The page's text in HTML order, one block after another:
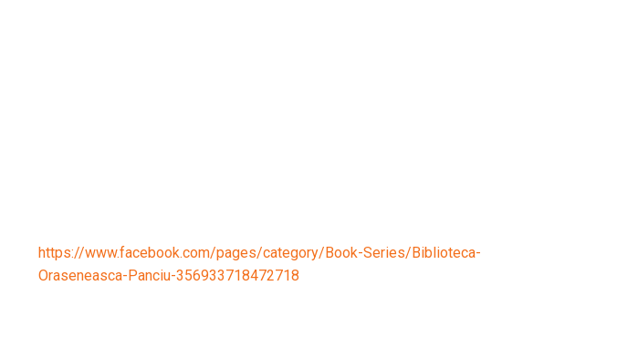
https://www.facebook.com/pages/category/Book-Series/Biblioteca-
Oraseneasca-Panciu-356933718472718